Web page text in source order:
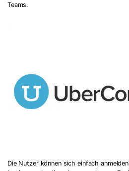
Teams.
Die Nutzer können sich einfach